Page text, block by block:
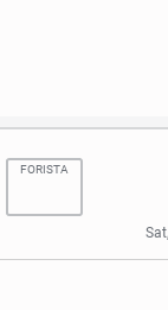
FORISTA